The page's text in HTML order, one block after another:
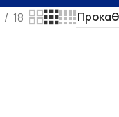
18